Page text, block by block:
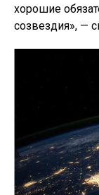
хорошие
созвездия», —